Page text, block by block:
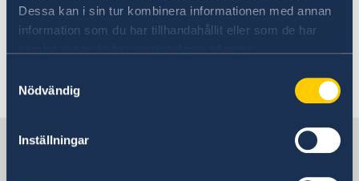
Dessa kan i sin tur kombinera informationen med annan
information som du har tillhandahållit eller som de har
Nödvändig
Inställningar
Här
kan du läsa mer om Sveriges bidrag till
Senast uppdaterad 01 feb. 2019, 14.26
Sverige i Serbien